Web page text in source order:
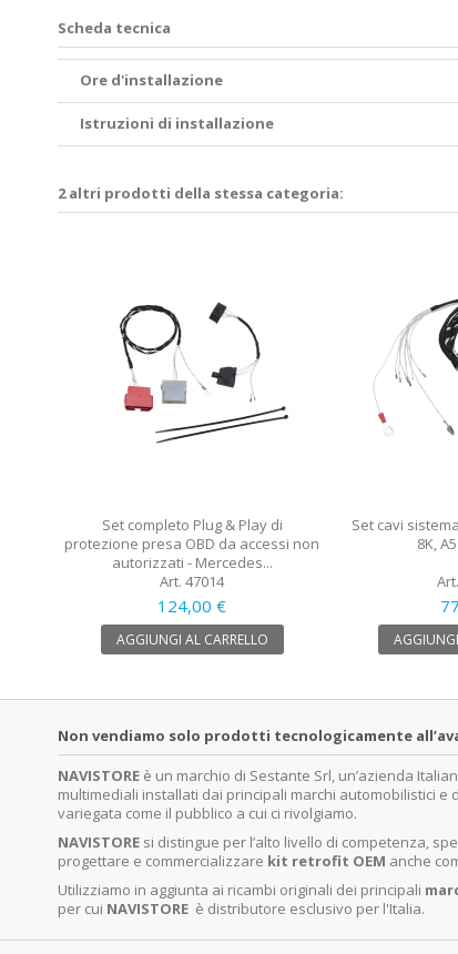
Scheda tecnica
Ore d'installazione
Istruzioni di installazione
2 altri prodotti della stessa categoria:
Set completo Plug & Play di
protezione presa OBD da accessi non
autorizzati - Mercedes...
Art. 47014
124,00 €
AGGIUNGI AL CARRELLO
Set cavi
8K,
Non vendiamo solo prodotti tecnologicamente
NAVISTORE è un marchio di Sestante Srl, un’azienda
multimediali installati dai principali marchi automobilistici e
variegata come il pubblico a cui ci rivolgiamo.
NAVISTORE si distingue per l’alto livello di competenza,
progettare e commercializzare kit retrofit OEM anche
Utilizziamo in aggiunta ai ricambi originali dei principali
per cui NAVISTORE è distributore esclusivo per l'Italia.